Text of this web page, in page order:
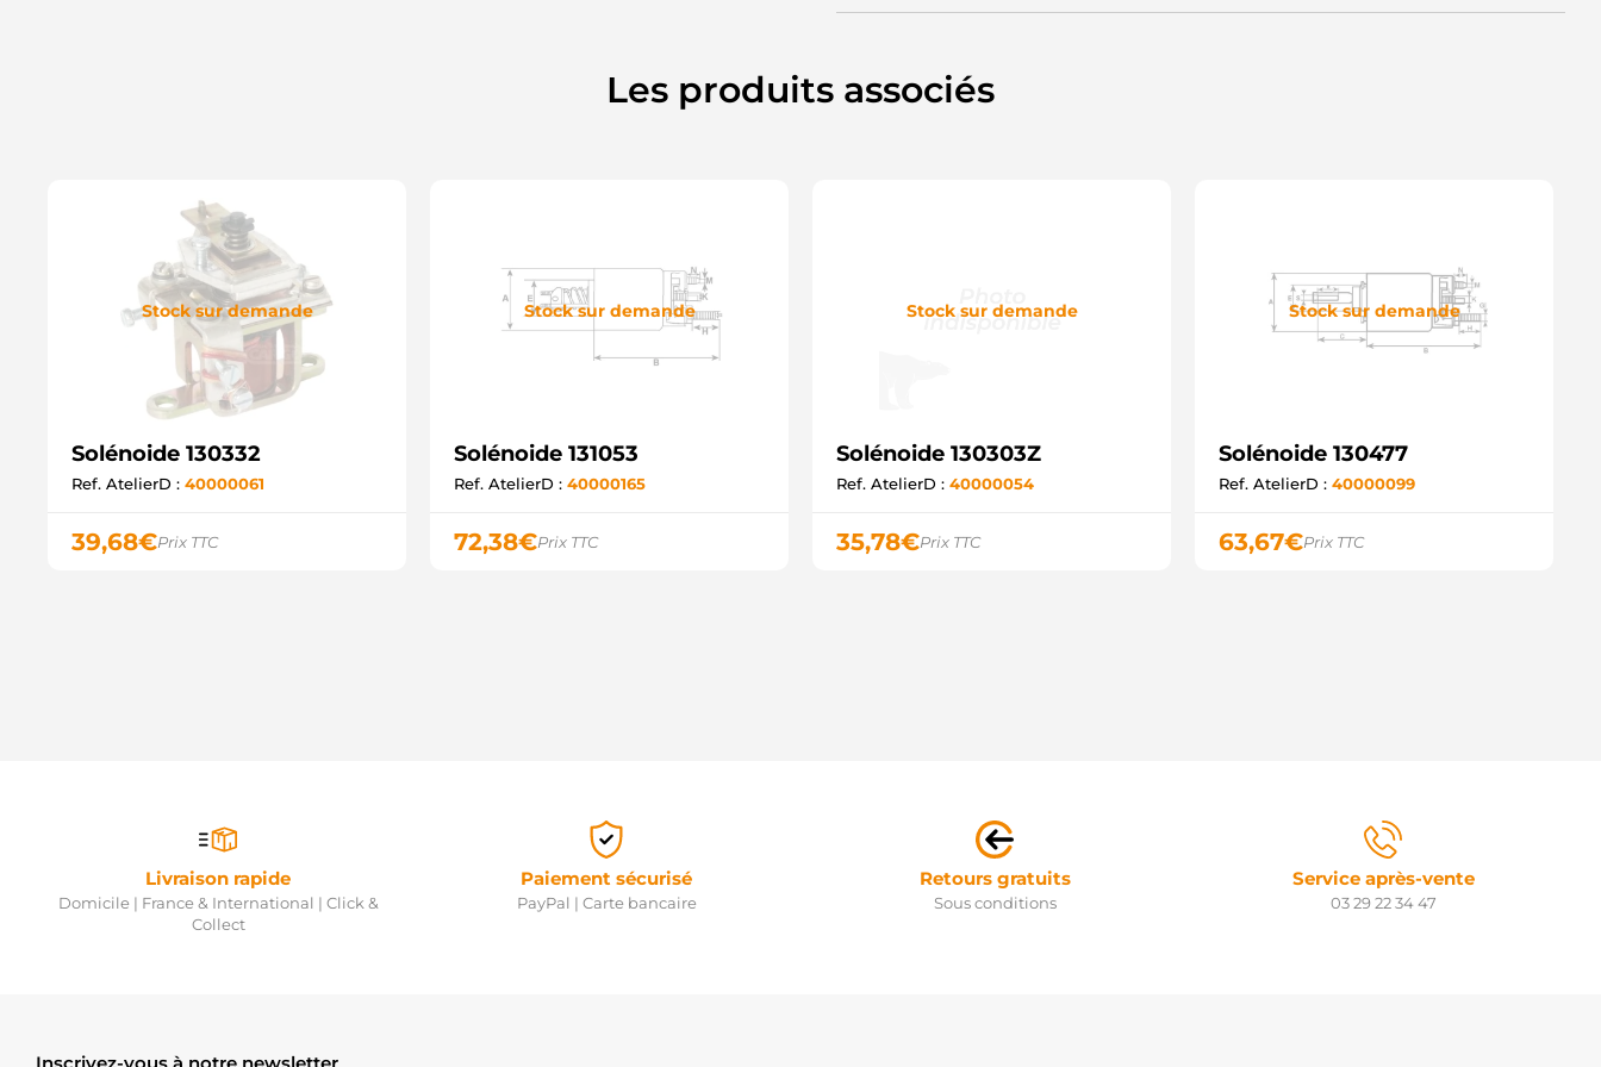
Les produits associés
Stock sur demande
Solénoide 130332
Ref. AtelierD : 40000061
39,68€Prix TTC
Stock sur demande
Solénoide 131053
Ref. AtelierD : 40000165
72,38€Prix TTC
Stock sur demande
Solénoide 130303Z
Ref. AtelierD : 40000054
35,78€Prix TTC
Stock sur demande
Solénoide 130477
Ref. AtelierD : 40000099
63,67€Prix TTC
Livraison rapide
Domicile | France & International | Click &
Collect
Paiement sécurisé
PayPal | Carte bancaire
Retours gratuits
Sous conditions
Service après-vente
03 29 22 34 47